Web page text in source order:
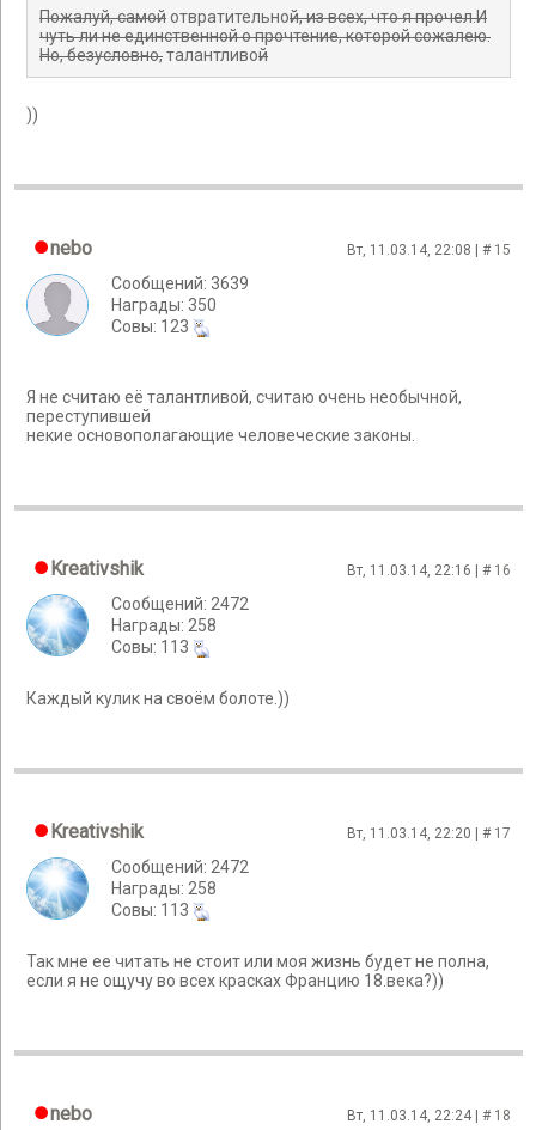
Пожалуй, самой отвратительной, из всех, что я прочел.И
чуть ли не единственной о прочтение, которой сожалею.
Но, безусловно,талантливой
))
nebo Вт, 11.03.14, 22:08 | # 15
Сообщений: 3639
Награды: 350
Cовы: 123
Я не считаю её талантливой, считаю очень необычной,
переступившей
некие основополагающие человеческие законы.
Kreativshik Вт, 11.03.14, 22:16 | # 16
Сообщений: 2472
Награды: 258
Cовы: 113
Каждый кулик на своём болоте.))
Kreativshik Вт, 11.03.14, 22:20 | # 17
Сообщений: 2472
Награды: 258
Cовы: 113
Так мне ее читать не стоит или моя жизнь будет не полна,
если я не ощучу во всех красках Францию 18.века?))
nebo Вт, 11.03.14, 22:24 | # 18